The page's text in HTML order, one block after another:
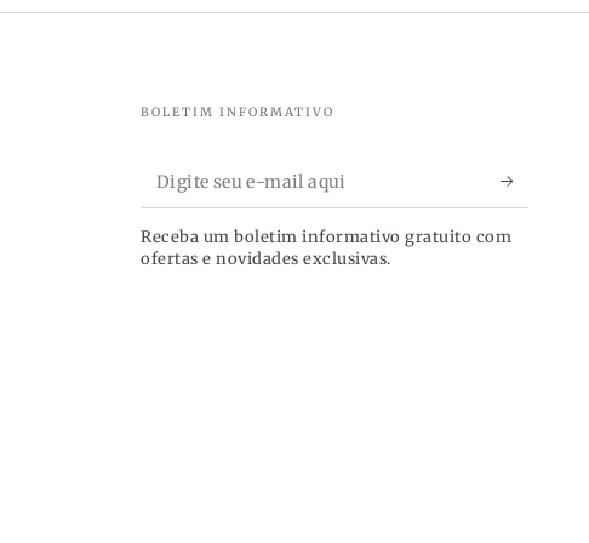
BOLETIM INFORMATIVO
Digite
seu
e-
Receba um boletim informativo gratuito com
ofertas e novidades exclusivas.